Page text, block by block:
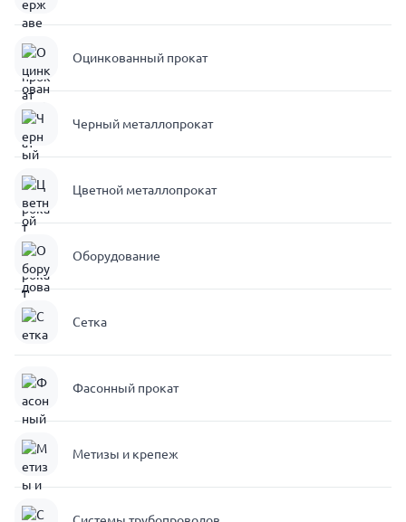
Оцинкованный прокат
Черный металлопрокат
Цветной металлопрокат
Оборудование
Сетка
Фасонный прокат
Метизы и крепеж